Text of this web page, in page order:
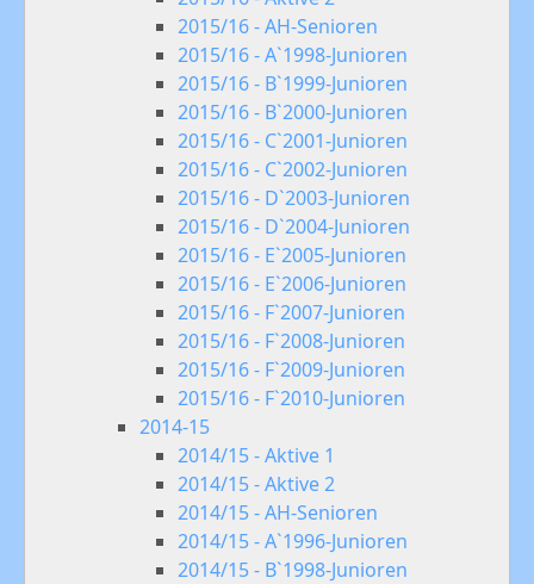
2015/16 - AH-Senioren
2015/16 - A`1998-Junioren
2015/16 - B`1999-Junioren
2015/16 - B`2000-Junioren
2015/16 - C`2001-Junioren
2015/16 - C`2002-Junioren
2015/16 - D`2003-Junioren
2015/16 - D`2004-Junioren
2015/16 - E`2005-Junioren
2015/16 - E`2006-Junioren
2015/16 - F`2007-Junioren
2015/16 - F`2008-Junioren
2015/16 - F`2009-Junioren
2015/16 - F`2010-Junioren
2014-15
2014/15 - Aktive 1
2014/15 - Aktive 2
2014/15 - AH-Senioren
2014/15 - A`1996-Junioren
2014/15 - B`1998-Junioren